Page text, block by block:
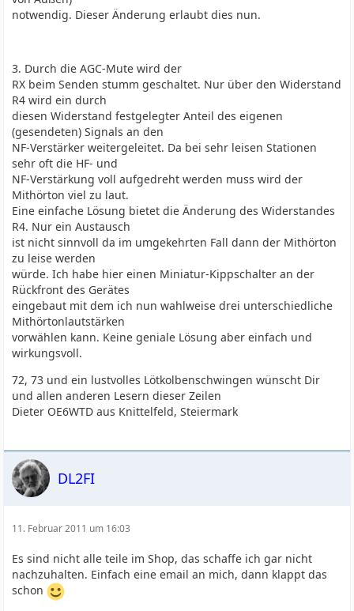
notwendig. Dieser Änderung erlaubt dies nun.
3. Durch die AGC-Mute wird der
RX beim Senden stumm geschaltet. Nur über den Widerstand
R4 wird ein durch
diesen Widerstand festgelegter Anteil des eigenen
(gesendeten) Signals an den
NF-Verstärker weitergeleitet. Da bei sehr leisen Stationen
sehr oft die HF- und
NF-Verstärkung voll aufgedreht werden muss wird der
Mithörton viel zu laut.
Eine einfache Lösung bietet die Änderung des Widerstandes
R4. Nur ein Austausch
ist nicht sinnvoll da im umgekehrten Fall dann der Mithörton
zu leise werden
würde. Ich habe hier einen Miniatur-Kippschalter an der
Rückfront des Gerätes
eingebaut mit dem ich nun wahlweise drei unterschiedliche
Mithörtonlautstärken
vorwählen kann. Keine geniale Lösung aber einfach und
wirkungsvoll.
72, 73 und ein lustvolles Lötkolbenschwingen wünscht Dir
und allen anderen Lesern dieser Zeilen
Dieter OE6WTD aus Knittelfeld, Steiermark
DL2FI
11. Februar 2011 um 16:03
Es sind nicht alle teile im Shop, das schaffe ich gar nicht
nachzuhalten. Einfach eine email an mich, dann klappt das
schon